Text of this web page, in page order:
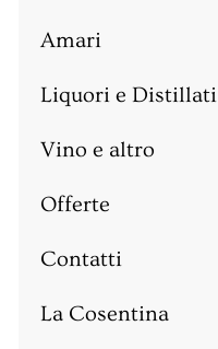
Amari
Espandi
sottomenu
Liquori e Distillati
Espandi
sottomenu
Vino e altro
Espandi
sottomenu
Offerte
Espandi
sottomenu
Contatti
Espandi
sottomenu
La Cosentina